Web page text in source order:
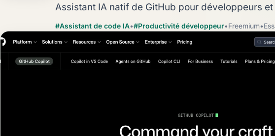
Assistant IA natif de GitHub pour développeurs
#Assistant de code IA•#Productivité développeur•Freemium•